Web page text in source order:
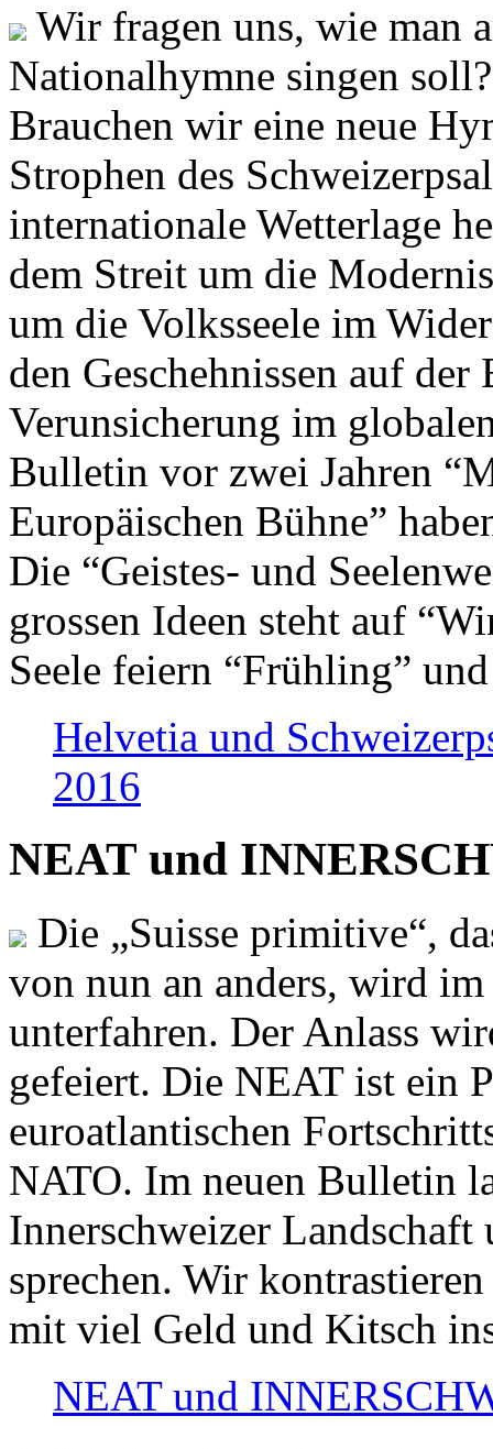
Wir fragen uns, wie man
Nationalhymne singen
Brauchen wir eine neue
Strophen des
internationale Wetterlage
dem Streit um die
um die Volksseele im
den Geschehnissen auf
Verunsicherung im
Bulletin vor zwei Jahren
Europäischen Bühne”
Die “Geistes- und
grossen Ideen steht auf
Seele feiern “Frühling”
Helvetia und
2016
NEAT und
Die „Suisse primitive“,
von nun an anders, wird
unterfahren. Der Anlass
gefeiert. Die NEAT ist ein
euroatlantischen
NATO. Im neuen Bulletin
Innerschweizer
sprechen. Wir
mit viel Geld und Kitsch
NEAT und